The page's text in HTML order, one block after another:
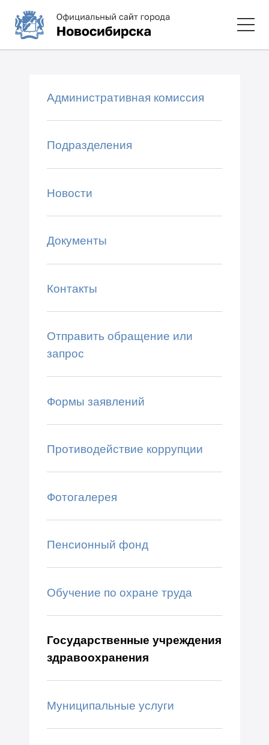
Административная комиссия
Подразделения
Новости
Документы
Контакты
Отправить обращение или
запрос
Формы заявлений
Противодействие коррупции
Фотогалерея
Пенсионный фонд
Обучение по охране труда
Государственные учреждения
здравоохранения
Муниципальные услуги